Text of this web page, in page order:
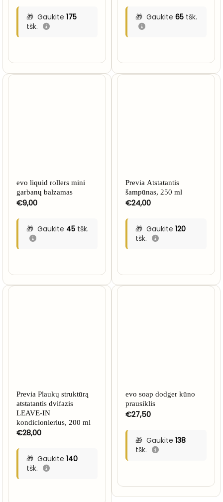
Gaukite 175
tšk.
Gaukite 65tšk.
evo liquid rollers mini
garbanų balzamas
€9,00
Gaukite 45tšk.
Previa Atstatantis
šampūnas, 250 ml
€24,00
Gaukite 120
tšk.
Previa Plaukų struktūrą
atstatantis dvifazis
LEAVE-IN
kondicionierius, 200 ml
€28,00
Gaukite 140
tšk.
evo soap dodger kūno
prausiklis
€27,50
Gaukite 138
tšk.